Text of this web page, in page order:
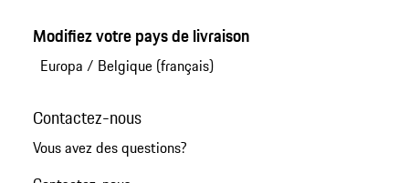
Modifiez votre pays de livraison
Europa / Belgique (français)
Contactez-nous
Vous avez des questions?